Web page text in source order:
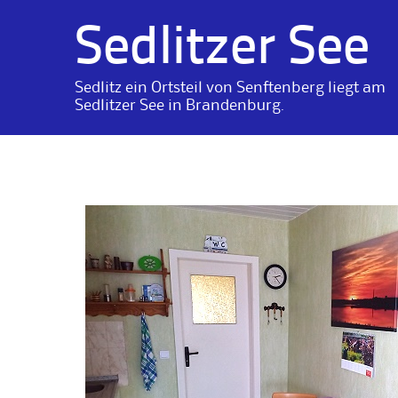
Sedlitzer See
Sedlitz ein Ortsteil von Senftenberg liegt am
Sedlitzer See in Brandenburg.